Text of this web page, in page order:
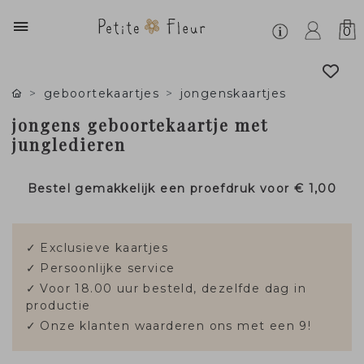
0
geboortekaartjes jongenskaartjes
jongens geboortekaartje met
jungledieren
Bestel gemakkelijk een proefdruk voor € 1,00
✓ Exclusieve kaartjes
✓ Persoonlijke service
✓ Voor 18.00 uur besteld, dezelfde dag in
productie
✓ Onze klanten waarderen ons met een 9!